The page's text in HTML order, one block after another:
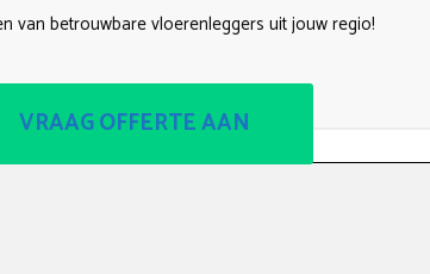
van betrouwbare vloerenleggers uit jouw regio!
VRAAG OFFERTE AAN